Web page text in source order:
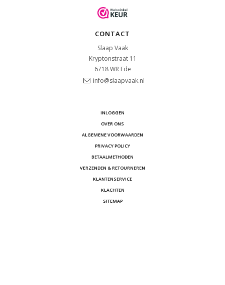
CONTACT
Slaap Vaak
Kryptonstraat 11
6718 WR Ede
info@slaapvaak.nl
INLOGGEN
OVER ONS
ALGEMENE VOORWAARDEN
PRIVACY POLICY
BETAALMETHODEN
VERZENDEN & RETOURNEREN
KLANTENSERVICE
KLACHTEN
SITEMAP